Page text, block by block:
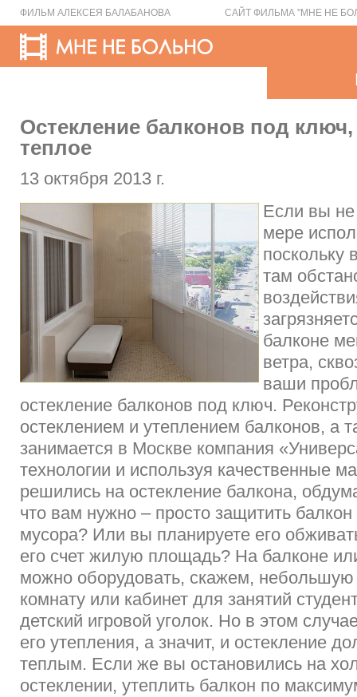
ФИЛЬМ АЛЕКСЕЯ БАЛАБАНОВА САЙТ ФИЛЬМА "МНЕ НЕ
Остекление балконов под
теплое
13 октября 2013 г.
Если вы
мере
поскольку
там
балконе
ветра,
ваши
остекление балконов под ключ.
остеклением и утеплением балконов, а
занимается в Москве компания
технологии и используя качественные
решились на остекление балкона,
что вам нужно – просто защитить балкон
мусора? Или вы планируете его
его счет жилую площадь? На балконе
можно оборудовать, скажем,
комнату или кабинет для занятий
детский игровой уголок. Но в этом
его утепления, а значит, и остекление
теплым. Если же вы остановились на
остеклении, утеплить балкон по